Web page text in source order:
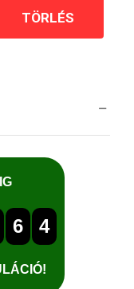
TÖRLÉS